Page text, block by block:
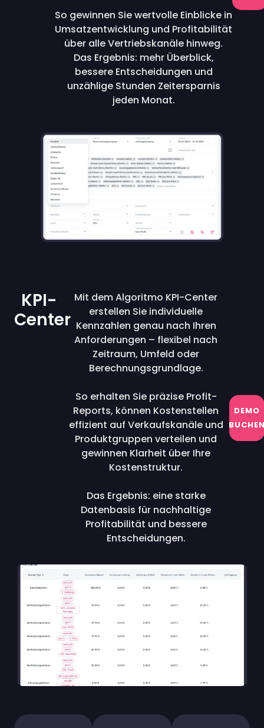
So gewinnen Sie wertvolle Einblicke in
Umsatzentwicklung und Profitabilität
über alle Vertriebskanäle hinweg.
Das Ergebnis: mehr Überblick,
bessere Entscheidungen und
unzählige Stunden Zeitersparnis
jeden Monat.
KPI-
Center
Mit dem Algoritmo KPI-Center
erstellen Sie individuelle
Kennzahlen genau nach Ihren
Anforderungen – flexibel nach
Zeitraum, Umfeld oder
Berechnungsgrundlage.
So erhalten Sie präzise Profit-
Reports, können Kostenstellen
effizient auf Verkaufskanäle und
Produktgruppen verteilen und
gewinnen Klarheit über Ihre
Kostenstruktur.
Das Ergebnis: eine starke
Datenbasis für nachhaltige
Profitabilität und bessere
Entscheidungen.
DEMO